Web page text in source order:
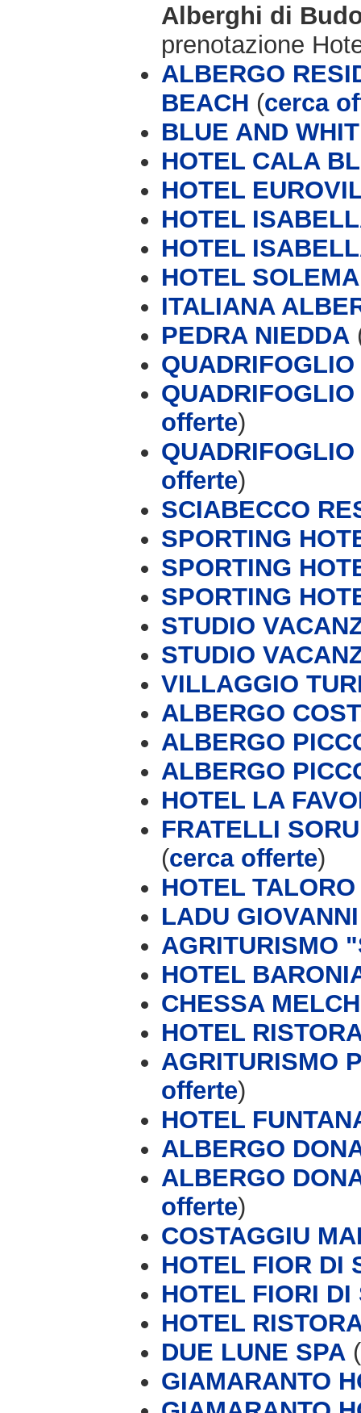
Alberghi di
prenotazione
ALBERGO
BEACH (cerca
BLUE AND
HOTEL CALA
HOTEL
HOTEL
HOTEL
HOTEL
ITALIANA
PEDRA NIEDDA
QUADRIFOGLIO
offerte)
offerte)
SCIABECCO
SPORTING
SPORTING
SPORTING
STUDIO
STUDIO
VILLAGGIO
ALBERGO
ALBERGO
ALBERGO
HOTEL LA
FRATELLI
(cerca offerte)
HOTEL TALORO
LADU
AGRITURISMO
HOTEL
CHESSA
HOTEL
AGRITURISMO
offerte)
HOTEL
ALBERGO
ALBERGO
offerte)
COSTAGGIU
HOTEL FIOR DI
HOTEL FIORI
HOTEL
DUE LUNE SPA (
GIAMARANTO